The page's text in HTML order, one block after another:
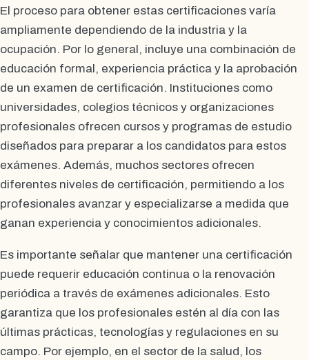
El proceso para obtener estas certificaciones varía
ampliamente dependiendo de la industria y la
ocupación. Por lo general, incluye una combinación de
educación formal, experiencia práctica y la aprobación
de un examen de certificación. Instituciones como
universidades, colegios técnicos y organizaciones
profesionales ofrecen cursos y programas de estudio
diseñados para preparar a los candidatos para estos
exámenes. Además, muchos sectores ofrecen
diferentes niveles de certificación, permitiendo a los
profesionales avanzar y especializarse a medida que
ganan experiencia y conocimientos adicionales.
Es importante señalar que mantener una certificación
puede requerir educación continua o la renovación
periódica a través de exámenes adicionales. Esto
garantiza que los profesionales estén al día con las
últimas prácticas, tecnologías y regulaciones en su
campo. Por ejemplo, en el sector de la salud, los